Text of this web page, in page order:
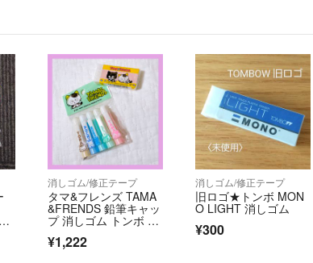
消しゴム/修正テープ
タマ&フレンズ TAMA
&FRENDS 鉛筆キャッ
プ 消しゴム トンボ 当
時物
¥1,222
消しゴム/修正テープ
旧ロゴ★トンボ MON
O LIGHT 消しゴム
¥300